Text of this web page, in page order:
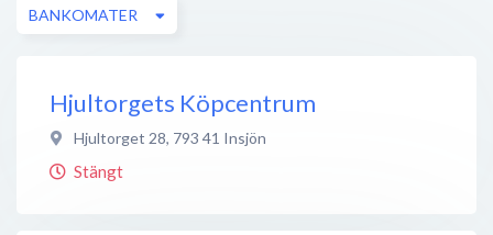
BANKOMATER
Hjultorgets Köpcentrum
Hjultorget 28, 793 41 Insjön
Stängt